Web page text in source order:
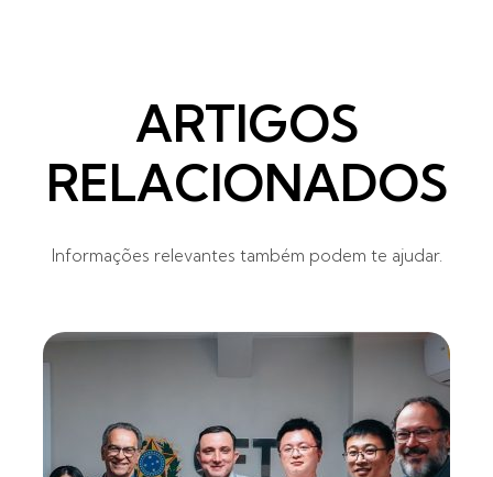
ARTIGOS
RELACIONADOS
Informações relevantes também podem te ajudar.